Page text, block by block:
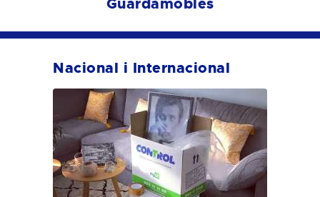
Nacional i Internacional